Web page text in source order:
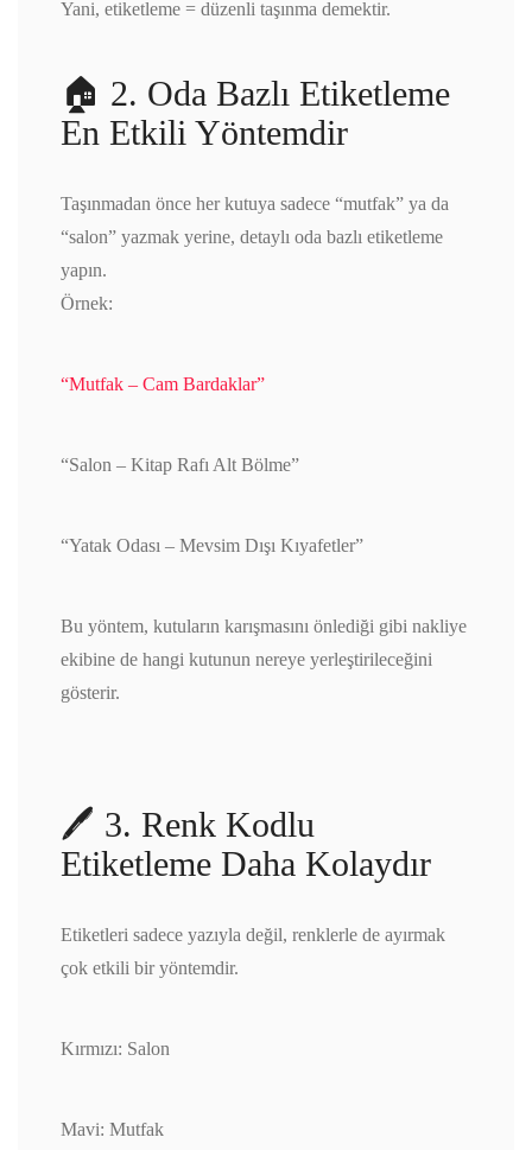
Yani, etiketleme = düzenli taşınma demektir.
🏠 2. Oda Bazlı Etiketleme
En Etkili Yöntemdir
Taşınmadan önce her kutuya sadece “mutfak” ya da
“salon” yazmak yerine, detaylı oda bazlı etiketleme
yapın.
Örnek:
“Mutfak – Cam Bardaklar”
“Salon – Kitap Rafı Alt Bölme”
“Yatak Odası – Mevsim Dışı Kıyafetler”
Bu yöntem, kutuların karışmasını önlediği gibi nakliye
ekibine de hangi kutunun nereye yerleştirileceğini
gösterir.
🖊️ 3. Renk Kodlu
Etiketleme Daha Kolaydır
Etiketleri sadece yazıyla değil, renklerle de ayırmak
çok etkili bir yöntemdir.
Kırmızı: Salon
Mavi: Mutfak